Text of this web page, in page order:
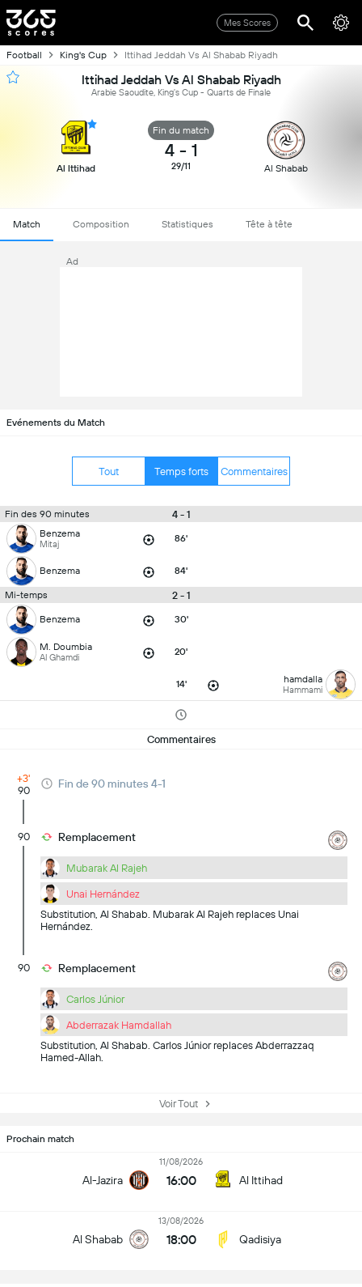
Mes Scores
Football King's Cup Ittihad Jeddah Vs Al Shabab Riyadh
Ittihad Jeddah Vs Al Shabab Riyadh
Arabie Saoudite, King's Cup - Quarts de Finale
Al Ittihad
Fin du match
4 - 1
29/11 Al Shabab
Match Composition Statistiques Tête à tête
Ad
Evénements du Match
Tout Temps forts Commentaires
Fin des 90 minutes 4 - 1
Benzema
Mitaj 86'
Benzema 84'
Mi-temps 2 - 1
Benzema 30'
M. Doumbia
Al Ghamdi 20'
14' hamdalla
Hammami
Commentaires
+3'
90
Fin de 90 minutes 4-1
90 Remplacement
Mubarak Al Rajeh
Unai Hernández
Substitution, Al Shabab. Mubarak Al Rajeh replaces Unai
Hernández.
90 Remplacement
Carlos Júnior
Abderrazak Hamdallah
Substitution, Al Shabab. Carlos Júnior replaces Abderrazzaq
Hamed-Allah.
Voir Tout
Prochain match
Al-Jazira
11/08/2026
16:00 Al Ittihad
Al Shabab
13/08/2026
18:00 Qadisiya